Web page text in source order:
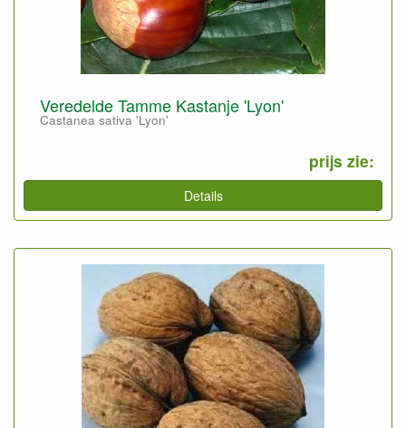
Veredelde Tamme Kastanje 'Lyon'
Castanea sativa 'Lyon'
prijs zie:
Details